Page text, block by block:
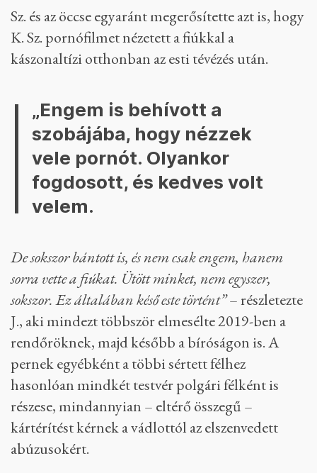
Sz. és az öccse egyaránt megerősítette azt is, hogy
K. Sz. pornófilmet nézetett a fiúkkal a
kászonaltízi otthonban az esti tévézés után.
„Engem is behívott a
szobájába, hogy nézzek
vele pornót. Olyankor
fogdosott, és kedves volt
velem.
De sokszor bántott is, és nem csak engem, hanem
sorra vette a fiúkat. Ütött minket, nem egyszer,
sokszor. Ez általában késő este történt”– részletezte
J., aki mindezt többször elmesélte 2019-ben a
rendőröknek, majd később a bíróságon is. A
pernek egyébként a többi sértett félhez
hasonlóan mindkét testvér polgári félként is
részese, mindannyian – eltérő összegű –
kártérítést kérnek a vádlottól az elszenvedett
abúzusokért.